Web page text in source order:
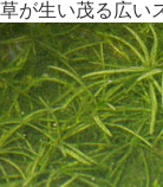
生い茂る広い